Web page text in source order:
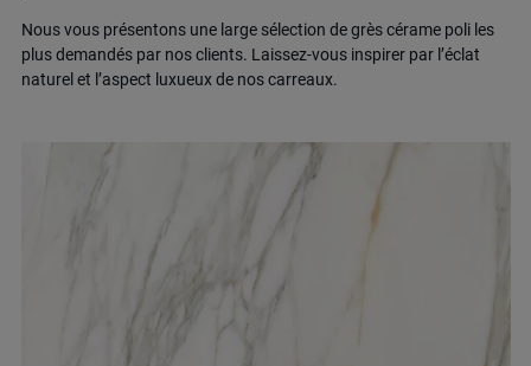
Nous vous présentons une large sélection de grès cérame poli les
plus demandés par nos clients. Laissez-vous inspirer par l’éclat
naturel et l’aspect luxueux de nos carreaux.